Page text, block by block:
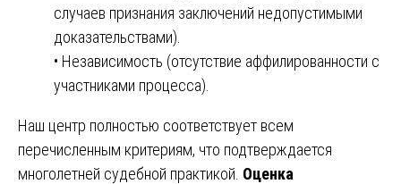
случаев признания заключений недопустимыми
доказательствами).
• Независимость (отсутствие аффилированности с
участниками процесса).
Наш центр полностью соответствует всем
перечисленным критериям, что подтверждается
многолетней судебной практикой. Оценка